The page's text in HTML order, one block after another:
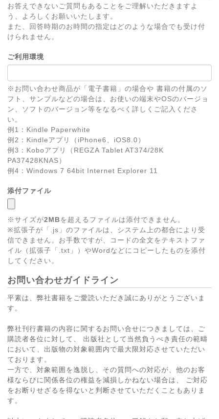
お答えできないご質問もあることをご理解いただきますよ
う、よろしくお願いいたします。
また、回答時期のお時間の指定はどのような場合でも受け付
けられません。
ご利用環境
※お問い合わせ商品が「電子書籍」の場合や 書籍の付属のソ
フト、サンプルなどの場合は、お使いの端末やOSのバージョ
ン、ソフトのバージョン等をなるべく詳しくご記入くださ
い。
例1：Kindle Paperwhite
例2：Kindleアプリ（iPhone6、iOS8.0）
例3：Koboアプリ（REGZA Tablet AT374/28K
PA37428KNAS）
例4：Windows 7 64bit Internet Explorer 11
添付ファイル
※サイズが2MBを超えるファイルは添付できません。
※拡張子が「.js」のファイルは、システム上の都合により受
信できません。お手数ですが、コードの全文をテキストファ
イル（拡張子「.txt」）やWordなどにコピーしたものを添付
してください。
お問い合わせガイドライン
平素は、弊社書籍をご愛読いただき誠にありがとうございま
す。
弊社刊行書籍の内容に関するお問い合せにつきましては、ご
購読者各位に対して、 出版社として当然負うべき責任の範疇
において、出版物の対象範囲内で最大限対応させていただい
ております。
一方で、対象範囲を逸脱し、その質問への対応が、他のお客
様ならびに関係各位の権益を減損しかねない場合は、 ご対応
をお断りせざるを得ないと判断させていただくこともありま
す。